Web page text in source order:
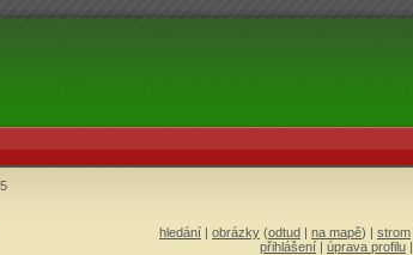
hledání | obrázky (odtud | na mapě) | strom
přihlášení | úprava profilu |